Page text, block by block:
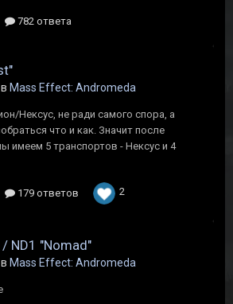
782 ответа
Mass Effect: Andromeda
Нексус, не ради самого спора, а
что и как. Значит после
имеем 5 транспортов - Нексус и 4
179 ответов 2
ND1 "Nomad"
Mass Effect: Andromeda